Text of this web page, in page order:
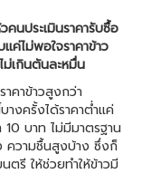
นประเมินราคารับซื้อ
ค่ไม่พอใจราคาข้าว
เกินตันละหมื่น
าคาข้าวสูงกว่า
งครั้งได้ราคาต่ำแค่
บาท ไม่มีมาตรฐาน
ความชื้นสูงบ้าง ซึ่งก็
ตรี ให้ช่วยทำให้ข้าวมี